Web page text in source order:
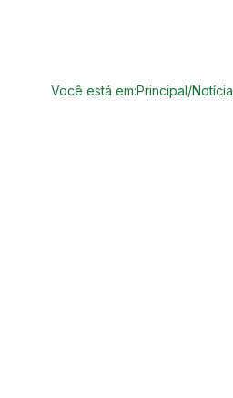
Você está em:Principal/Notícia